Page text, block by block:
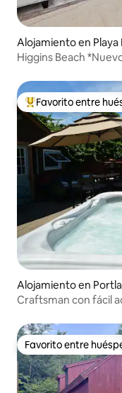
Alojamiento en Playa
Higgins Beach
Favorito entre
Favorito entre
Alojamiento en
Craftsman con fácil
Favorito entre
Favorito entre